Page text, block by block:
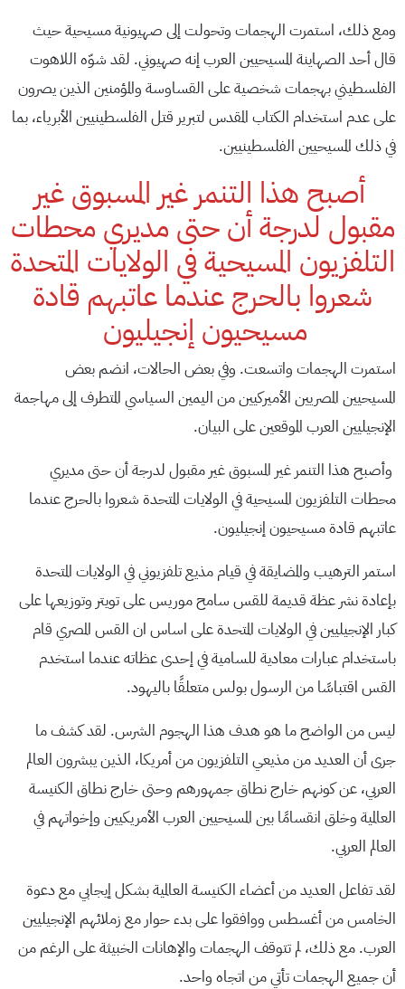
ومع ذلك، استمرت الهجمات وتحولت إلى صهيونية مسيحية حيث
قال أحد الصهاينة المسيحيين العرب إنه صهيوني. لقد شوّه اللاهوت
الفلسطيني بهجمات شخصية على القساوسة والمؤمنين الذين يصرون
على عدم استخدام الكتاب المقدس لتبرير قتل الفلسطينيين الأبرياء، بما
في ذلك المسيحيين الفلسطينيين.
أصبح هذا التنمر غير المسبوق غير
مقبول لدرجة أن حتى مديري محطات
التلفزيون المسيحية في الولايات المتحدة
شعروا بالحرج عندما عاتبهم قادة
مسيحيون إنجيليون
استمرت الهجمات واتسعت. وفي بعض الحالات، انضم بعض
المسيحيين المصريين الأميركيين من اليمين السياسي المتطرف إلى مهاجمة
الإنجيليين العرب الموقعين على البيان.
وأصبح هذا التنمر غير المسبوق غير مقبول لدرجة أن حتى مديري
محطات التلفزيون المسيحية في الولايات المتحدة شعروا بالحرج عندما
عاتبهم قادة مسيحيون إنجيليون.
استمر الترهيب والمضايقة في قيام مذيع تلفزيوني في الولايات المتحدة
بإعادة نشر عظة قديمة للقس سامح موريس على تويتر وتوزيعها على
كبار الإنجيليين في الولايات المتحدة على اساس ان القس المصري قام
باستخدام عبارات معادية للسامية في إحدى عظاته عندما استخدم
القس اقتباسًا من الرسول بولس متعلقًا باليهود.
ليس من الواضح ما هو هدف هذا الهجوم الشرس. لقد كشف ما
جرى أن العديد من مذيعي التلفزيون من أمريكا، الذين يبشرون العالم
العربي، عن كونهم خارج نطاق جمهورهم وحتى خارج نطاق الكنيسة
العالمية وخلق انقسامًا بين المسيحيين العرب الأمريكيين وإخواتهم في
العالم العربي.
لقد تفاعل العديد من أعضاء الكنيسة العالمية بشكل إيجابي مع دعوة
الخامس من أغسطس ووافقوا على بدء حوار مع زملائهم الإنجيليين
العرب. مع ذلك، لم تتوقف الهجمات والإهانات الخبيثة على الرغم من
أن جميع الهجمات تأتي من اتجاه واحد.